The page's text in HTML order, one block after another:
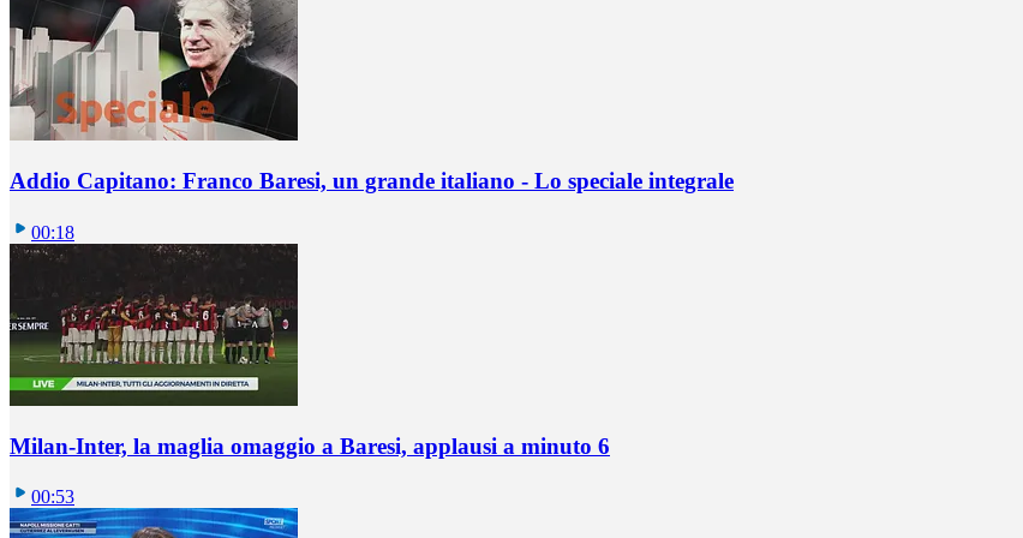
Addio Capitano: Franco Baresi, un grande italiano - Lo speciale integrale
00:18
Milan-Inter, la maglia omaggio a Baresi, applausi a minuto 6
00:53